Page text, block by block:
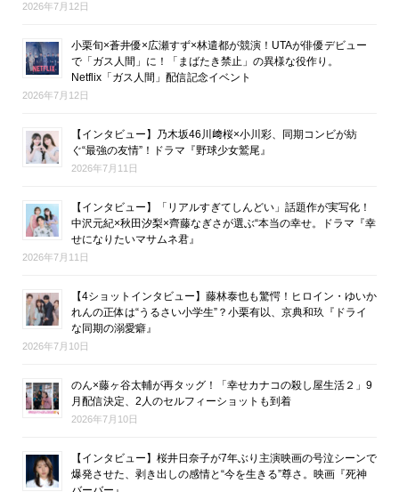
2026年7月12日
小栗旬×蒼井優×広瀬すず×林遣都が競演！UTAが俳優デビュー
で「ガス人間」に！「まばたき禁止」の異様な役作り。
Netflix「ガス人間」配信記念イベント
2026年7月12日
【インタビュー】乃木坂46川﨑桜×小川彩、同期コンビが紡
ぐ“最強の友情”！ドラマ『野球少女鷲尾』
2026年7月11日
【インタビュー】「リアルすぎてしんどい」話題作が実写化！
中沢元紀×秋田汐梨×齊藤なぎさが選ぶ“本当の幸せ。ドラマ『幸
せになりたいマサムネ君』
2026年7月11日
【4ショットインタビュー】藤林泰也も驚愕！ヒロイン・ゆいか
れんの正体は“うるさい小学生”？小栗有以、京典和玖『ドライ
な同期の溺愛癖』
2026年7月10日
のん×藤ヶ谷太輔が再タッグ！「幸せカナコの殺し屋生活２」9
月配信決定、2人のセルフィーショットも到着
2026年7月10日
【インタビュー】桜井日奈子が7年ぶり主演映画の号泣シーンで
爆発させた、剥き出しの感情と“今を生きる”尊さ。映画『死神